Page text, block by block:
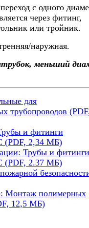
с одного
через фитинг,
или тройник.
наружная.
меньший
для
трубопроводов
и фитинги
(PDF, 2,34 МБ)
Трубы и фитинги
(PDF, 2.37 MБ)
Монтаж полимерных
12,5 МБ)